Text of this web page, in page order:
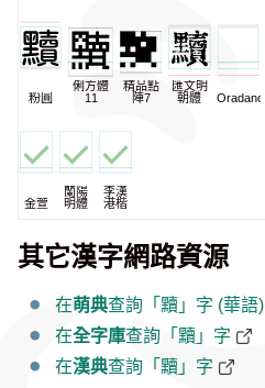
粉圓
俐方體
11
精品點
陣7
匯文明
朝體
Oradano
金萱
蘭陽
明體
李漢
港楷
其它漢字網路資源
在萌典查詢「黷」字 (華語)
在全字庫查詢「黷」字
在漢典查詢「黷」字